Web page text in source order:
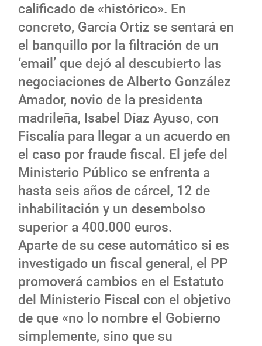
calificado de «histórico». En
concreto, García Ortiz se sentará en
el banquillo por la filtración de un
‘email’ que dejó al descubierto las
negociaciones de Alberto González
Amador, novio de la presidenta
madrileña, Isabel Díaz Ayuso, con
Fiscalía para llegar a un acuerdo en
el caso por fraude fiscal. El jefe del
Ministerio Público se enfrenta a
hasta seis años de cárcel, 12 de
inhabilitación y un desembolso
superior a 400.000 euros.
Aparte de su cese automático si es
investigado un fiscal general, el PP
promoverá cambios en el Estatuto
del Ministerio Fiscal con el objetivo
de que «no lo nombre el Gobierno
simplemente, sino que su